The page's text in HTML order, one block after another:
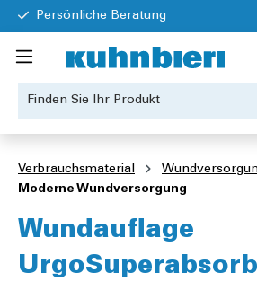
Persönliche Beratung
Verbrauchsmaterial
Moderne Wundversorgung
Wundauflage